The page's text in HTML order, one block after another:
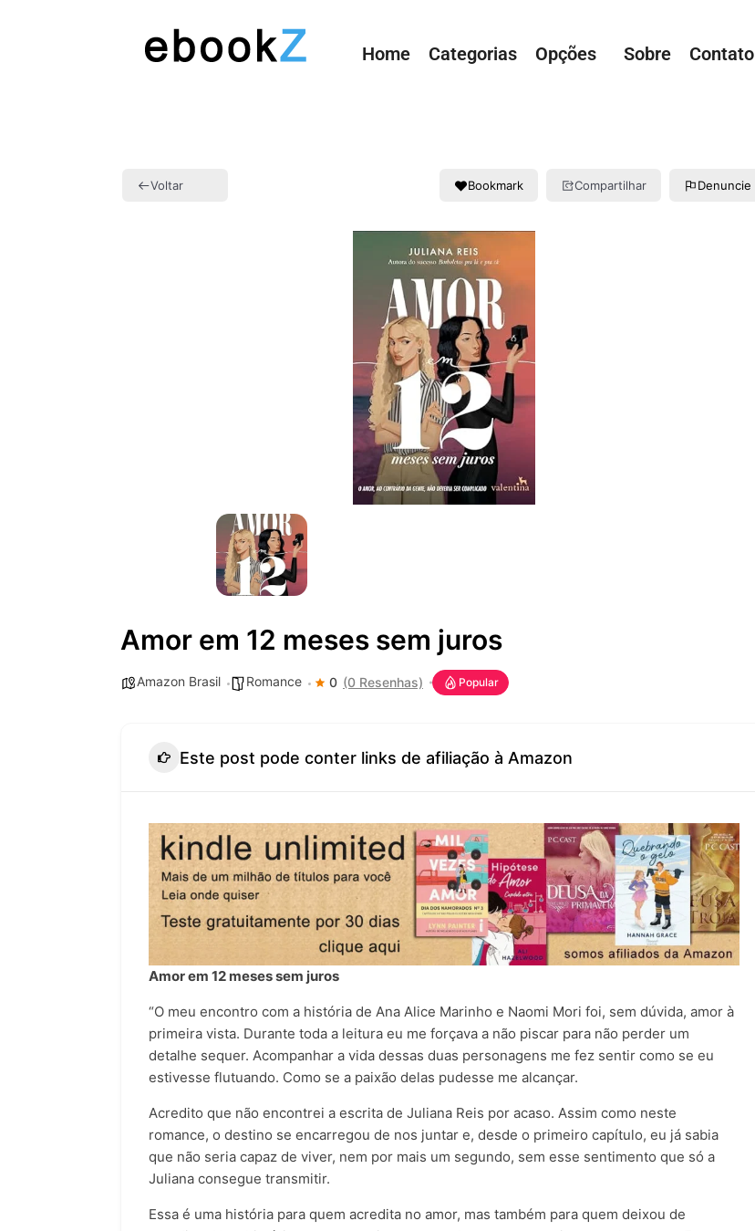
Home Categorias Opções Sobre Contato
Voltar Bookmark Compartilhar Denuncie
Amor em 12 meses sem juros
Amazon Brasil Romance 0 (0 Resenhas) Popular
Este post pode conter links de afiliação à Amazon
Amor em 12 meses sem juros
“O meu encontro com a história de Ana Alice Marinho e Naomi Mori foi, sem dúvida, amor à
primeira vista. Durante toda a leitura eu me forçava a não piscar para não perder um
detalhe sequer. Acompanhar a vida dessas duas personagens me fez sentir como se eu
estivesse flutuando. Como se a paixão delas pudesse me alcançar.
Acredito que não encontrei a escrita de Juliana Reis por acaso. Assim como neste
romance, o destino se encarregou de nos juntar e, desde o primeiro capítulo, eu já sabia
que não seria capaz de viver, nem por mais um segundo, sem esse sentimento que só a
Juliana consegue transmitir.
Essa é uma história para quem acredita no amor, mas também para quem deixou de